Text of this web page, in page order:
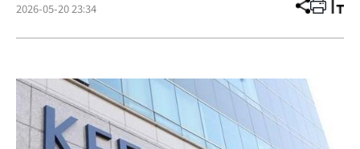
2026-05-20 23:34 分
章
打 调
小